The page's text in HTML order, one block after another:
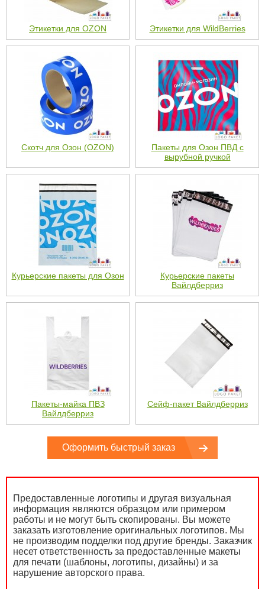
Этикетки для OZON Этикетки для WildBerries
Скотч для Озон (OZON)
Пакеты для Озон ПВД с
вырубной ручкой
Курьерские пакеты для Озон
Курьерские пакеты
Вайлдберриз
Пакеты-майка ПВЗ
Вайлдберриз
Сейф-пакет Вайлдберриз
Оформить быстрый заказ
Предоставленные логотипы и другая визуальная
информация являются образцом или примером
работы и не могут быть скопированы. Вы можете
заказать изготовление оригинальных логотипов. Мы
не производим подделки под другие бренды. Заказчик
несет ответственность за предоставленные макеты
для печати (шаблоны, логотипы, дизайны) и за
нарушение авторского права.